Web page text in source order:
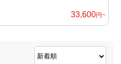
33,600円~